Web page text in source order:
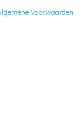
Voorwaarden